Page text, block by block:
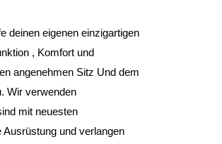
, Komfort und
angenehmen Sitz Und dem
. Wir verwenden
mit neuesten
und verlangen